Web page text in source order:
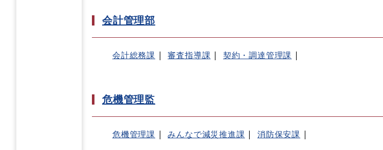
会計管理部
会計総務課 審査指導課 契約・調達管理課
危機管理監
危機管理課 みんなで減災推進課 消防保安課